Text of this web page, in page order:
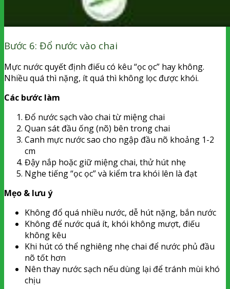
Bước 6: Đổ nước vào chai
Mực nước quyết định điếu có kêu “ọc ọc” hay không.
Nhiều quá thì nặng, ít quá thì không lọc được khói.
Các bước làm
Đổ nước sạch vào chai từ miệng chai
Quan sát đầu ống (nõ) bên trong chai
Canh mực nước sao cho ngập đầu nõ khoảng 1-2
cm
Đậy nắp hoặc giữ miệng chai, thử hút nhẹ
Nghe tiếng “ọc ọc” và kiểm tra khói lên là đạt
Mẹo & lưu ý
Không đổ quá nhiều nước, dễ hút nặng, bắn nước
Không để nước quá ít, khói không mượt, điếu
không kêu
Khi hút có thể nghiêng nhẹ chai để nước phủ đầu
nõ tốt hơn
Nên thay nước sạch nếu dùng lại để tránh mùi khó
chịu